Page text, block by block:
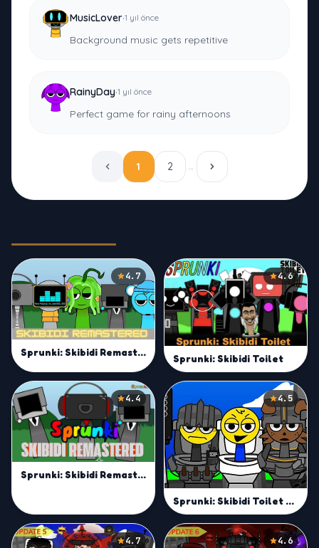
MusicLover·1 yıl önce
Background music gets repetitive
RainyDay·1 yıl önce
Perfect game for rainy afternoons
1 2 …
4.7
Sprunki: Skibidi Remastered
4.6
Sprunki: Skibidi Toilet
4.4
Sprunki: Skibidi Remastered 2
4.5
Sprunki: Skibidi Toilet 2.0
4.7 4.6